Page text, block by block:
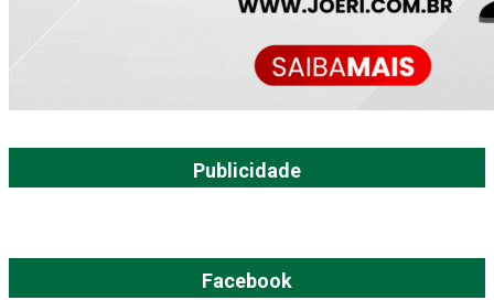
Publicidade
Facebook